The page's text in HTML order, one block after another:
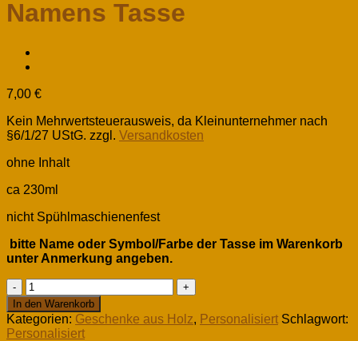
Namens Tasse
7,00 €
Kein Mehrwertsteuerausweis, da Kleinunternehmer nach
§6/1/27 UStG. zzgl. Versandkosten
ohne Inhalt
ca 230ml
nicht Spühlmaschienenfest
bitte Name oder Symbol/Farbe der Tasse im Warenkorb
unter Anmerkung angeben.
Namens
Tasse
Menge
In den Warenkorb
Kategorien: Geschenke aus Holz, Personalisiert Schlagwort:
Personalisiert